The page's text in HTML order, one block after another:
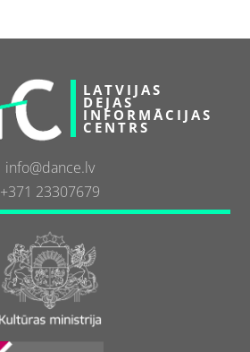
LATVIJAS
DEJAS
INFORMĀCIJAS
CENTRS
info@dance.lv
+371 23307679